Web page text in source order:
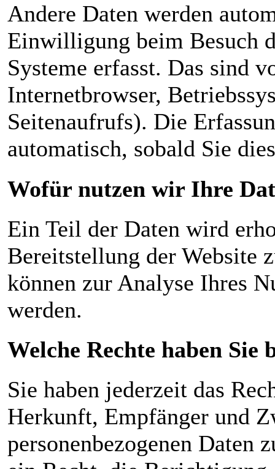
Andere Daten werden
Einwilligung beim Besuch
Systeme erfasst. Das sind
Internetbrowser,
Seitenaufrufs). Die
automatisch, sobald Sie
Wofür nutzen wir Ihre
Ein Teil der Daten wird
Bereitstellung der Website
können zur Analyse Ihres
werden.
Welche Rechte haben
Sie haben jederzeit das
Herkunft, Empfänger und
personenbezogenen Daten